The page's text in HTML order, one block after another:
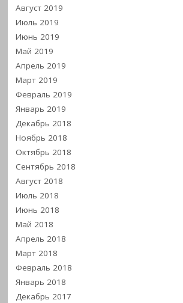
Август 2019
Июль 2019
Июнь 2019
Май 2019
Апрель 2019
Март 2019
Февраль 2019
Январь 2019
Декабрь 2018
Ноябрь 2018
Октябрь 2018
Сентябрь 2018
Август 2018
Июль 2018
Июнь 2018
Май 2018
Апрель 2018
Март 2018
Февраль 2018
Январь 2018
Декабрь 2017